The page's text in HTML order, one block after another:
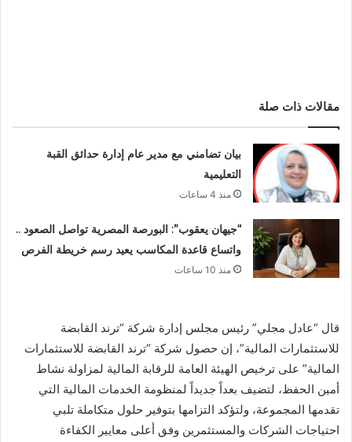
مقالات ذات صلة
بيان تضامني مع مدير عام إدارة حدائق القبة
التعليمية
منذ 4 ساعات
“جيهان يعقوب”: البورصة المصرية تواصل الصعود ..
واتساع قاعدة المكاسب يعيد رسم خريطة الفرص
منذ 10 ساعات
قال “عادل مجلي” رئيس مجلس إدارة شركة “ترند القابضة
للاستثمارات المالية”، إن حصول شركة “ترند القابضة للاستثمارات
المالية” على ترخيص الهيئة العامة للرقابة المالية لمزاولة نشاط
أمين الحفظ، لتضيف بعداً جديداً لمنظومة الخدمات المالية التي
تقدمها المجموعة، ولتؤكد التزامها بتوفير حلول متكاملة تلبي
احتياجات الشركات والمستثمرين وفق أعلى معايير الكفاءة